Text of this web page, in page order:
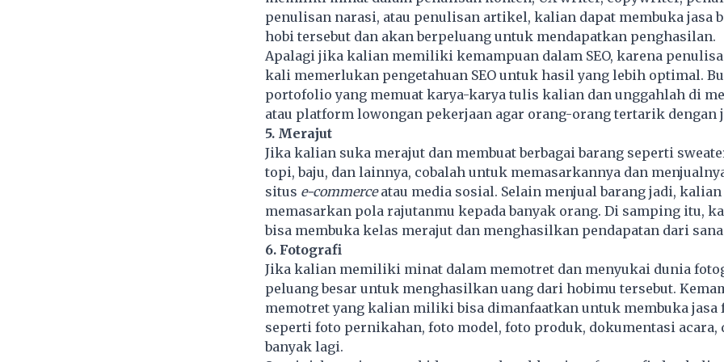
penulisan narasi, atau penulisan artikel, kalian dapat membuka jasa
hobi tersebut dan akan berpeluang untuk mendapatkan penghasilan.
Apalagi jika kalian memiliki kemampuan dalam SEO, karena
kali memerlukan pengetahuan SEO untuk hasil yang lebih optimal.
portofolio yang memuat karya-karya tulis kalian dan unggahlah di
atau platform lowongan pekerjaan agar orang-orang tertarik dengan
5. Merajut
Jika kalian suka merajut dan membuat berbagai barang seperti
topi, baju, dan lainnya, cobalah untuk memasarkannya dan
situs e-commerceatau media sosial. Selain menjual barang jadi, kalian
memasarkan pola rajutanmu kepada banyak orang. Di samping itu,
bisa membuka kelas merajut dan menghasilkan pendapatan dari
6. Fotografi
Jika kalian memiliki minat dalam memotret dan menyukai dunia
peluang besar untuk menghasilkan uang dari hobimu tersebut.
memotret yang kalian miliki bisa dimanfaatkan untuk membuka jasa
seperti foto pernikahan, foto model, foto produk, dokumentasi acara,
banyak lagi.